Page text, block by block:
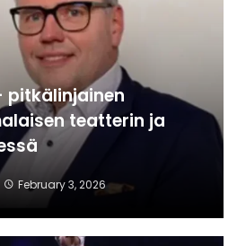
pitkälinjainen
teatterin ja
February 3, 2026